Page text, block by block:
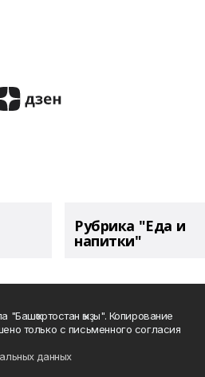
Рубрика "Еда и
напитки"
ҡыҙы". Копирование
только с письменного согласия
данных